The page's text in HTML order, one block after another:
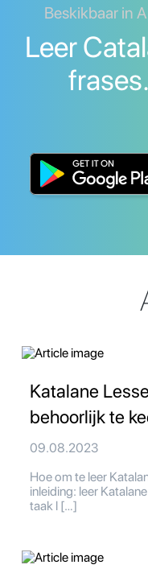
Beskikbaar in
Leer
Katalane
behoorlijk te
09.08.2023
Hoe om te leer
inleiding: leer
taak l […]